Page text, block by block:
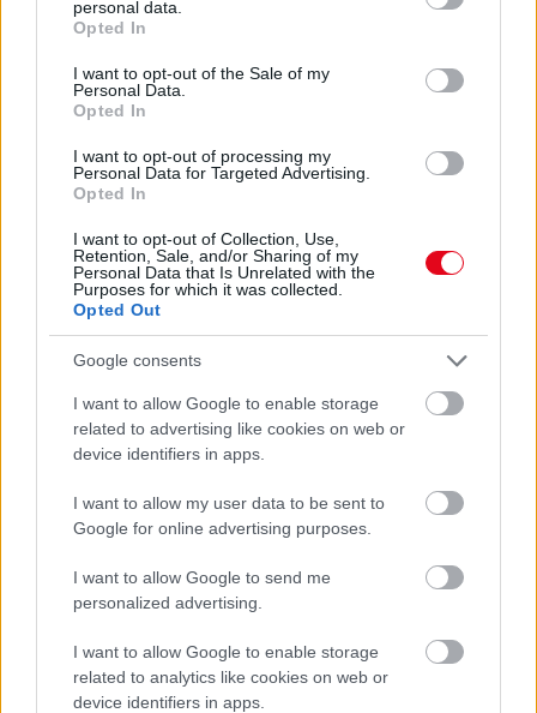
grant or deny consent to Google and its third-party tags to
use your data for below specified purposes in below Google
consent section.
personal data.
Opted In
I want to opt-out of the Sale of my
Personal Data.
Opted In
I want to opt-out of processing my
Personal Data for Targeted Advertising.
Opted In
I want to opt-out of Collection, Use,
Retention, Sale, and/or Sharing of my
Personal Data that Is Unrelated with the
Purposes for which it was collected.
Opted Out
Google consents
I want to allow Google to enable storage
related to advertising like cookies on web or
device identifiers in apps.
I want to allow my user data to be sent to
Google for online advertising purposes.
I want to allow Google to send me
personalized advertising.
I want to allow Google to enable storage
related to analytics like cookies on web or
device identifiers in apps.
24 óra
Egyre több embernél jelentkezik ez a hiányállapot – az
első jelek szinte észrevehetetlenek